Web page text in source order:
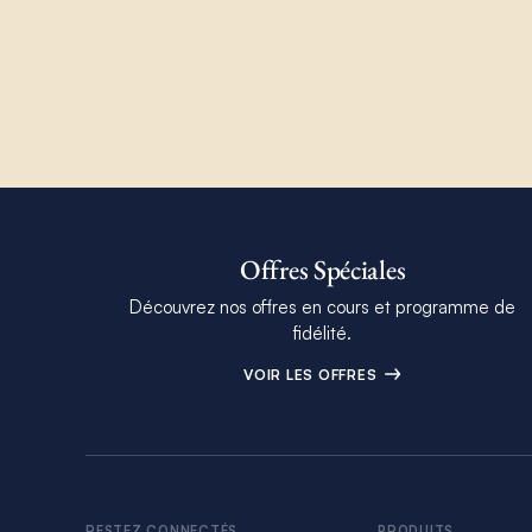
Offres Spéciales
Découvrez nos offres en cours et programme de
fidélité.
VOIR LES OFFRES